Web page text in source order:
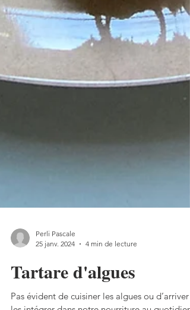
25 janv. 2024
4 min de lecture